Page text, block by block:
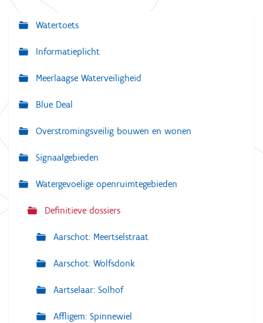
N
a
i
g
t
Watertoets
Informatieplicht
Meerlaagse Waterveiligheid
Blue Deal
Overstromingsveilig bouwen en wonen
Signaalgebieden
Watergevoelige openruimtegebieden
Definitieve dossiers
Aarschot: Meertselstraat
Aarschot: Wolfsdonk
Aartselaar: Solhof
Affligem: Spinnewiel